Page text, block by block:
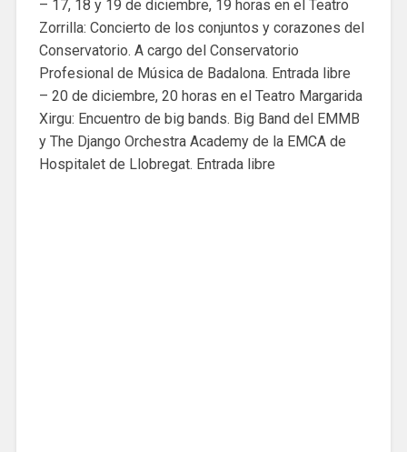
– 17, 18 y 19 de diciembre, 19 horas en el Teatro
Zorrilla: Concierto de los conjuntos y corazones del
Conservatorio. A cargo del Conservatorio
Profesional de Música de Badalona. Entrada libre
– 20 de diciembre, 20 horas en el Teatro Margarida
Xirgu: Encuentro de big bands. Big Band del EMMB
y The Django Orchestra Academy de la EMCA de
Hospitalet de Llobregat. Entrada libre